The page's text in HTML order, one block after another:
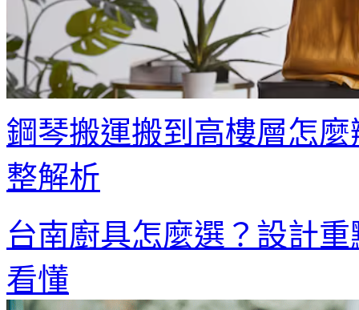
鋼琴搬運搬到高樓層怎
整解析
台南廚具怎麼選？設計
看懂